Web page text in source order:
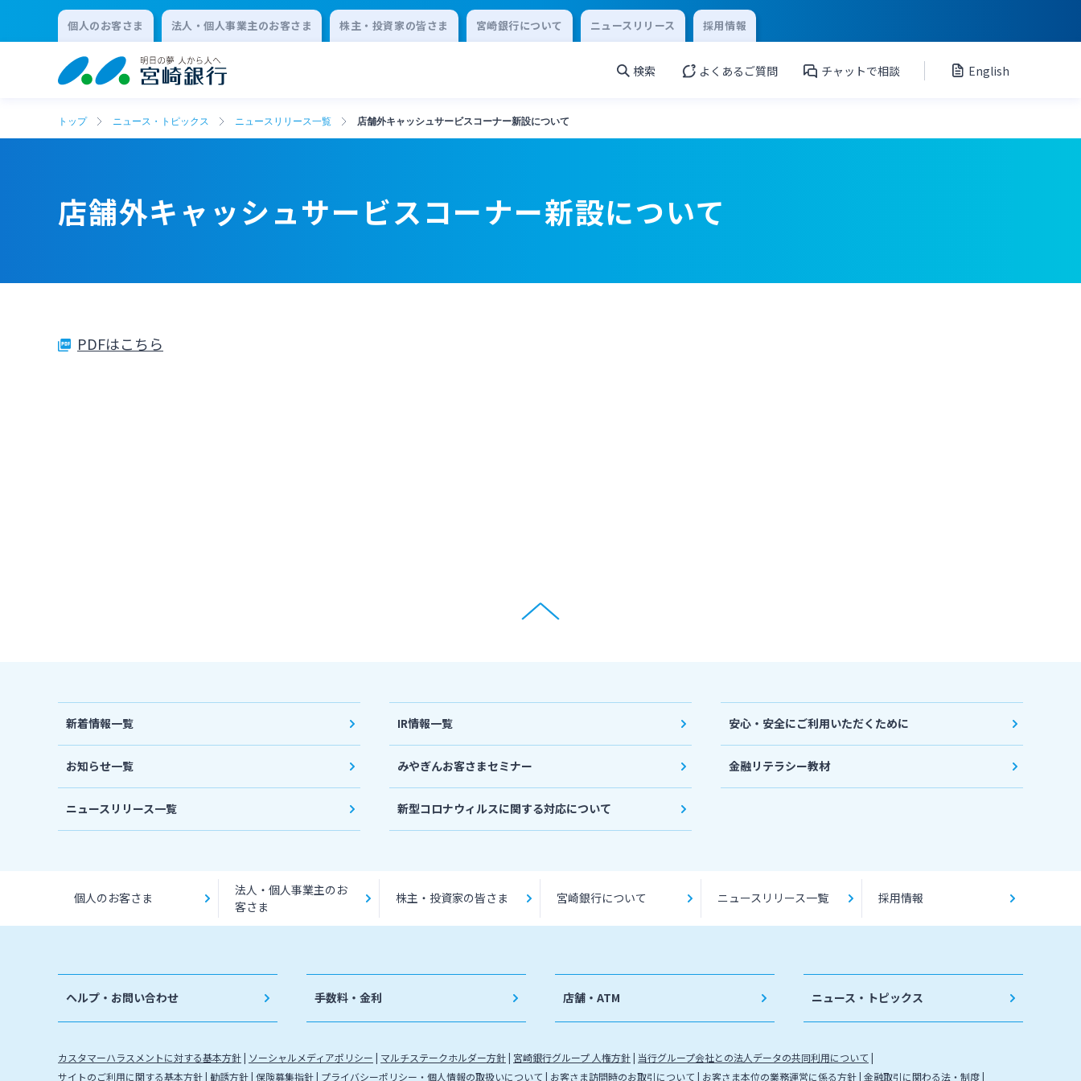
個人のお客さま 法人・個人事業主のお客さま 株主・投資家の皆さま 宮崎銀行について ニュースリリース 採用情報
検索 よくあるご質問 チャットで相談 English
トップ ニュース・トピックス ニュースリリース一覧 店舗外キャッシュサービスコーナー新設について
店舗外キャッシュサービスコーナー新設について
PDFはこちら
新着情報一覧
お知らせ一覧
ニュースリリース一覧
IR情報一覧
みやぎんお客さまセミナー
新型コロナウィルスに関する対応について
安心・安全にご利用いただくために
金融リテラシー教材
個人のお客さま
法人・個人事業主のお
客さま
株主・投資家の皆さま 宮崎銀行について ニュースリリース一覧 採用情報
ヘルプ・お問い合わせ 手数料・金利 店舗・ATM ニュース・トピックス
カスタマーハラスメントに対する基本方針 ソーシャルメディアポリシー マルチステークホルダー方針 宮崎銀行グループ 人権方針 当行グループ会社との法人データの共同利用について
サイトのご利用に関する基本方針 勧誘方針 保険募集指針 プライバシーポリシー・個人情報の取扱いについて お客さま訪問時のお取引について お客さま本位の業務運営に係る方針 金融取引に関わる法・制度